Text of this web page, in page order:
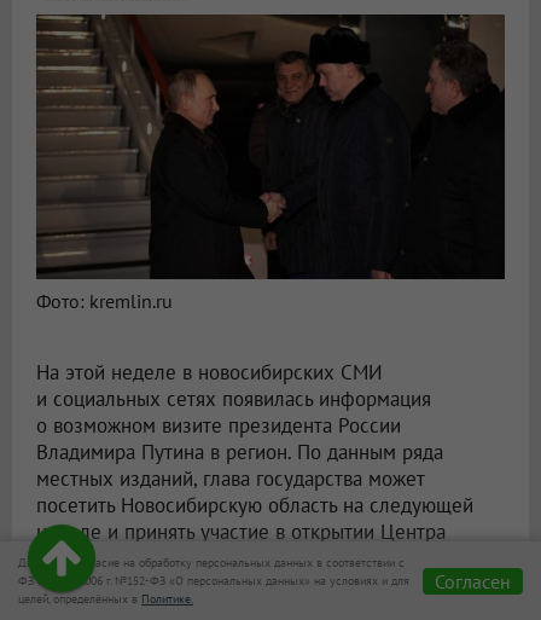
Фото: kremlin.ru
На этой неделе в новосибирских СМИ
и социальных сетях появилась информация
о возможном визите президента России
Владимира Путина в регион. По данным ряда
местных изданий, глава государства может
посетить Новосибирскую область на следующей
неделе и принять участие в открытии Центра
коллективного пользования «СКИФ».
Официального подтверждения этой информации
пока нет.
Даю своё согласие на обработку персональных данных в соответствии с
ФЗ от 27.07.2006 г. №152-ФЗ «О персональных данных» на условиях и для
целей, определённых в Политике.
Согласен